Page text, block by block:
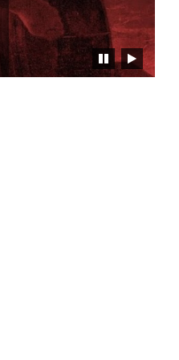
Detener
carrusel
Reiniciar
carrusel